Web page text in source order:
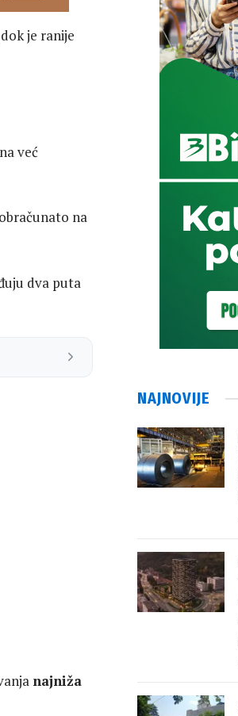
je ranije
već
na
dva puta
najniža
NAJNOVIJE